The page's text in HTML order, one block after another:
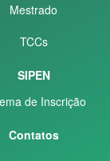
Mestrado
TCCs
SIPEN
de Inscrição
Contatos